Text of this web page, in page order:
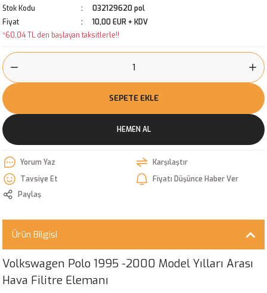
Stok Kodu
032129620 pol
Fiyat
10,00 EUR + KDV
*60,04 TL den başlayan taksitlerle!!
SEPETE EKLE
HEMEN AL
Yorum Yaz
Karşılaştır
Tavsiye Et
Fiyatı Düşünce Haber Ver
Paylaş
Ürün Bilgisi
Volkswagen Polo 1995 -2000 Model Yılları Arası
Hava Filitre Elemanı